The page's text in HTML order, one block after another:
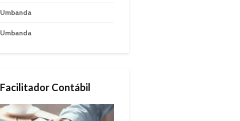
Umbanda
Umbanda
Facilitador Contábil